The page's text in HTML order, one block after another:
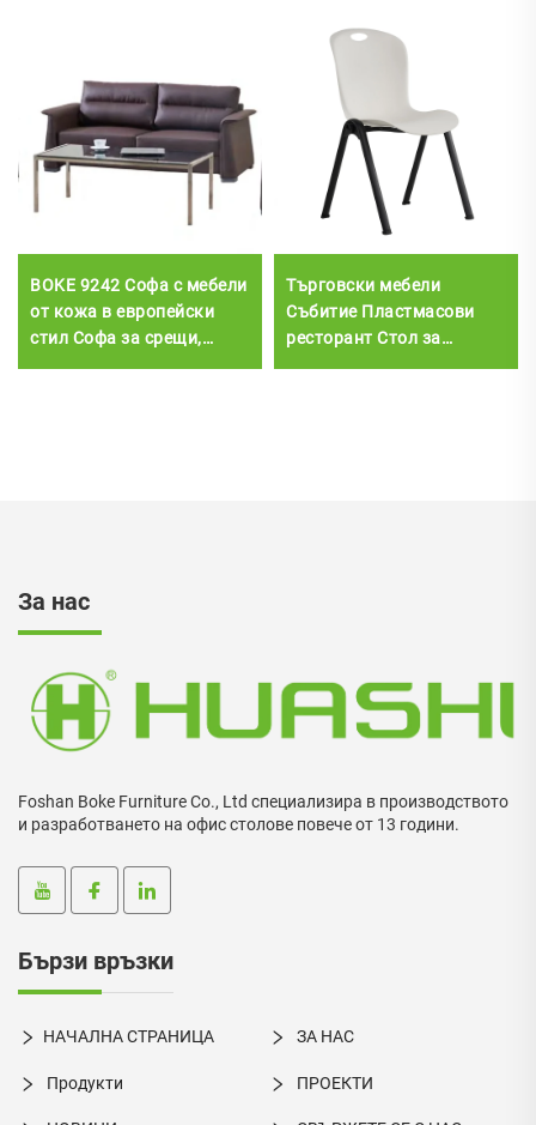
BOKE 9242 Софа с мебели
от кожа в европейски
стил Софа за срещи,
Търговски мебели
Събитие Пластмасови
ресторант Стол за
За нас
Foshan Boke Furniture Co., Ltd специализира в производството
и разработването на офис столове повече от 13 години.
Бързи връзки
НАЧАЛНА СТРАНИЦА ЗА НАС
Продукти ПРОЕКТИ